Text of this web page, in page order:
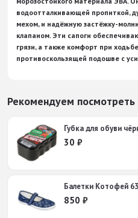
водоотталкивающей пропиткой,
мехом, и надёжную застёжку-
клапаном. Эти сапоги
грязи, а также комфорт при
противоскользящей подошве с
Рекомендуем посмотреть
Губка для обуви
30 ₽
Балетки Котофей
850 ₽